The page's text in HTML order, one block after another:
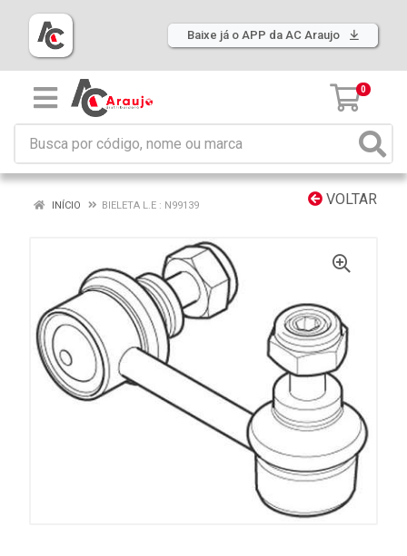
Baixe já o APP da AC Araujo
0
VOLTAR
INÍCIO BIELETA L.E : N99139